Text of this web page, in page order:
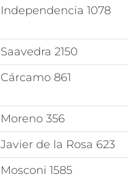
Independencia 1078
Saavedra 2150
Cárcamo 861
Moreno 356
Javier de la Rosa 623
Mosconi 1585